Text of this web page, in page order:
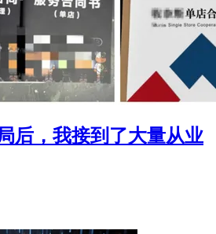
后，我接到了大量从业